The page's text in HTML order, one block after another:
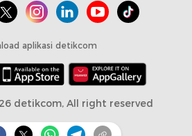
aplikasi detikcom
detikcom, All right reserved